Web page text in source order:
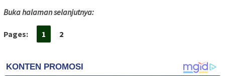
Buka halaman selanjutnya:
Pages: 1 2